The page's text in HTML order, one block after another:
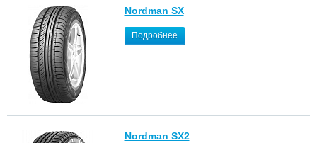
Nordman SX
Подробнее
Nordman SX2